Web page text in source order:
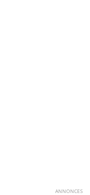
ANNONCES